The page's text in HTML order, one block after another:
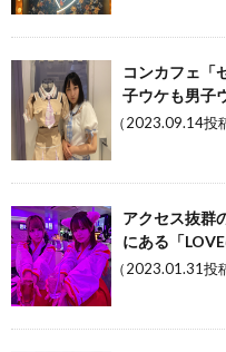
コンカフェ「
子ウケも男子
（2023.09.14投
アクセス抜群
にある「
（2023.01.31投